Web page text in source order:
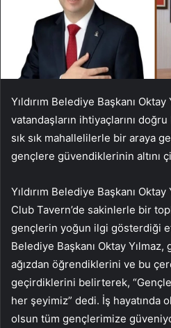
Yıldırım Belediye Başkanı
vatandaşların ihtiyaçlarını
sık sık mahallelilerle bir araya
gençlere güvendiklerinin altını
Yıldırım Belediye Başkanı
Club Tavern’de sakinlerle bir
gençlerin yoğun ilgi gösterdiği
Belediye Başkanı Oktay
ağızdan öğrendiklerini ve bu
geçirdiklerini belirterek,
her şeyimiz” dedi. İş hayatında
olsun tüm gençlerimize